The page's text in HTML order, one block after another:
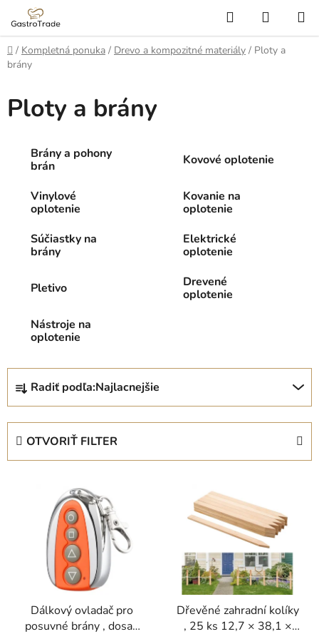
Prejsť
obsah
Hľadať
KOŠÍK
Domov
/ Kompletná ponuka / Drevo a kompozitné materiály / Ploty a
brány
Ploty a brány
Brány a pohony
brán
Kovové oplotenie
Vinylové
oplotenie
Kovanie na
oplotenie
Súčiastky na
brány
Elektrické
oplotenie
Pletivo
Drevené
oplotenie
Nástroje na
oplotenie
R
d
Radiť podľa:Najlacnejšie
OTVORIŤ FILTER
Dálkový ovladač pro
posuvné brány , dosah
Dřevěné zahradní kolíky
, 25 ks 12,7 × 38,1 ×